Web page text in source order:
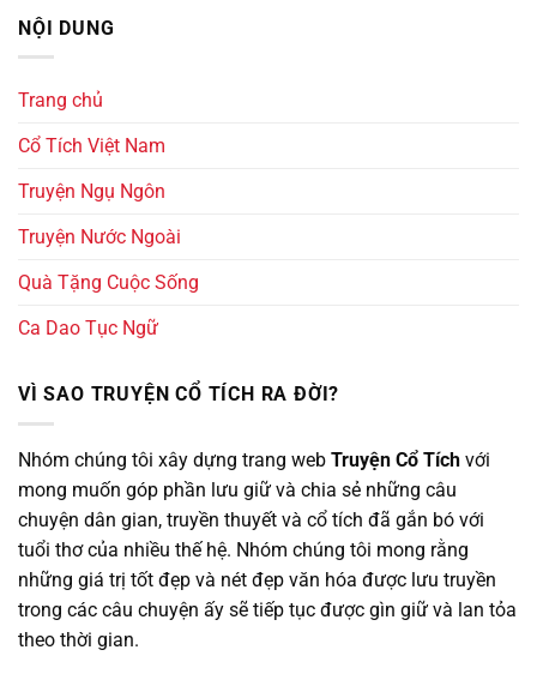
NỘI DUNG
Trang chủ
Cổ Tích Việt Nam
Truyện Ngụ Ngôn
Truyện Nước Ngoài
Quà Tặng Cuộc Sống
Ca Dao Tục Ngữ
VÌ SAO TRUYỆN CỔ TÍCH RA ĐỜI?
Nhóm chúng tôi xây dựng trang web Truyện Cổ Tích với
mong muốn góp phần lưu giữ và chia sẻ những câu
chuyện dân gian, truyền thuyết và cổ tích đã gắn bó với
tuổi thơ của nhiều thế hệ. Nhóm chúng tôi mong rằng
những giá trị tốt đẹp và nét đẹp văn hóa được lưu truyền
trong các câu chuyện ấy sẽ tiếp tục được gìn giữ và lan tỏa
theo thời gian.